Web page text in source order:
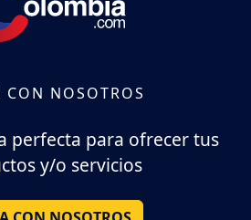
CON NOSOTROS
perfecta para ofrecer tus
y/o servicios